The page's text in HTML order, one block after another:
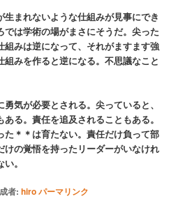
まれないような仕組みが見事にでき
は学術の場がまさにそうだ。尖った
組みは逆になって、それがますます強
みを作ると逆になる。不思議なこと
気が必要とされる。尖っていると、
る。責任を追及されることもある。
た＊＊は育たない。責任だけ負って部
けの覚悟を持ったリーダーがいなけれ
。
者:hiroパーマリンク